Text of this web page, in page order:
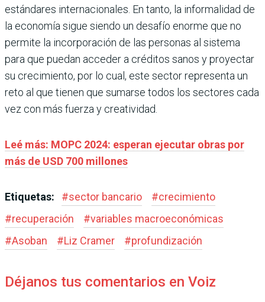
estándares internacionales. En tanto, la informalidad de
la economía sigue siendo un desafío enorme que no
permite la incorporación de las personas al sistema
para que puedan acceder a créditos sanos y proyectar
su crecimiento, por lo cual, este sector representa un
reto al que tienen que sumarse todos los sectores cada
vez con más fuerza y creatividad.
Leé más: MOPC 2024: esperan ejecutar obras por
más de USD 700 millones
Etiquetas: #sector bancario #crecimiento
#recuperación #variables macroeconómicas
#Asoban #Liz Cramer #profundización
Déjanos tus comentarios en Voiz